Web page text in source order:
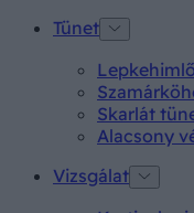
Tünet
Skarlát
Alacsony
Vizsgálat